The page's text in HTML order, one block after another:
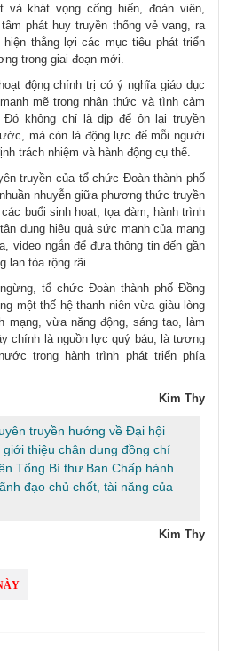
khát vọng cống hiến, đoàn viên,
phát huy truyền thống vẻ vang, ra
thắng lợi các mục tiêu phát triển
trong giai đoạn mới.
động chính trị có ý nghĩa giáo dục
mẽ trong nhận thức và tình cảm
Đó không chỉ là dịp để ôn lại truyền
mà còn là động lực để mỗi người
trách nhiệm và hành động cụ thể.
truyền của tổ chức Đoàn thành phố
nhuyễn giữa phương thức truyền
buổi sinh hoạt, tọa đàm, hành trình
dụng hiệu quả sức mạnh của mạng
video ngắn để đưa thông tin đến gần
lan tỏa rộng rãi.
tổ chức Đoàn thành phố Đồng
một thế hệ thanh niên vừa giàu lòng
vừa năng động, sáng tạo, làm
chính là nguồn lực quý báu, là tương
trong hành trình phát triển phía
Kim Thy
truyền hướng về Đại hội
thiệu chân dung đồng chí
Tổng Bí thư Ban Chấp hành
đạo chủ chốt, tài năng của
Kim Thy